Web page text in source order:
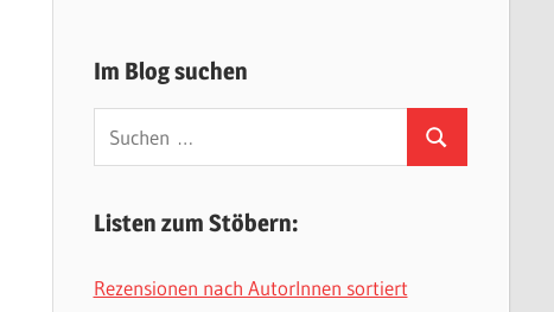
Im Blog suchen
Suchen
nach:
Suchen
Listen zum Stöbern:
Rezensionen nach AutorInnen sortiert